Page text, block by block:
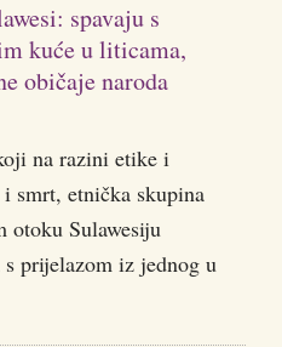
spavaju s
kuće u liticama,
običaje naroda
na razini etike i
smrt, etnička skupina
otoku Sulawesiju
prijelazom iz jednog u